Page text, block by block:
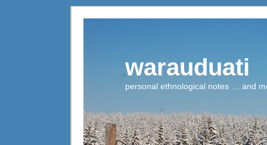
warauduati
personal ethnological notes … and